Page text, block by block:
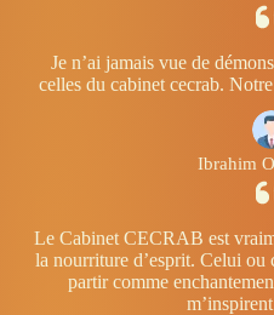
Je n’ai jamais vue de
celles du cabinet cecrab.
Ibrahim
Le Cabinet CECRAB est
la nourriture d’esprit. Celui ou
partir comme